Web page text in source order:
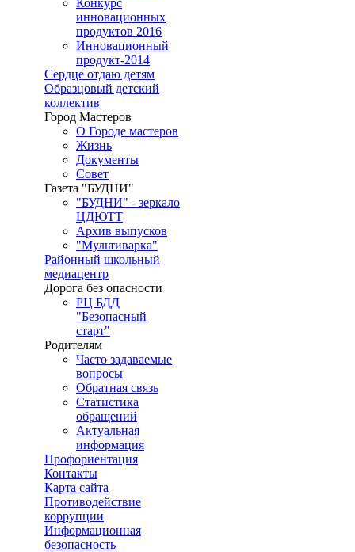
Конкурс
инновационных
продуктов 2016
Инновационный
продукт-2014
Сердце отдаю детям
Образцовый детский
коллектив
Город Мастеров
О Городе мастеров
Жизнь
Документы
Совет
Газета "БУДНИ"
"БУДНИ" - зеркало
ЦДЮТТ
Архив выпусков
"Мультиварка"
Районный школьный
медиацентр
Дорога без опасности
РЦ БДД
"Безопасный
старт"
Родителям
Часто задаваемые
вопросы
Обратная связь
Статистика
обращений
Актуальная
информация
Профориентация
Контакты
Карта сайта
Противодействие
коррупции
Информационная
безопасность